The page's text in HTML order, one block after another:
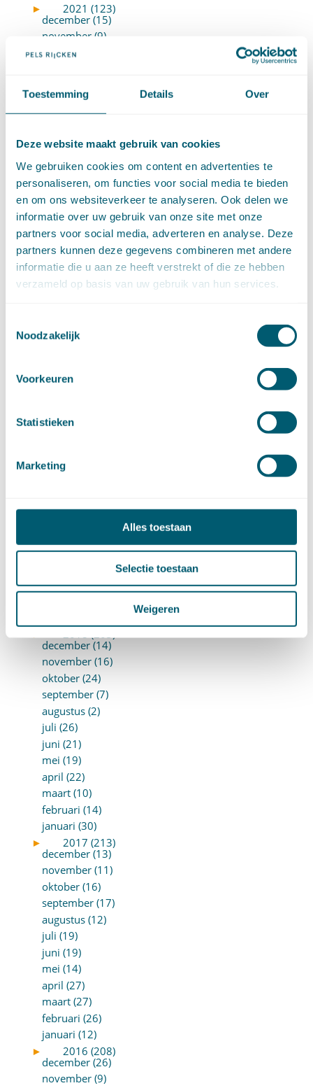
Toestemming Details Over
Deze website maakt gebruik van cookies
We gebruiken cookies om content en advertenties te
personaliseren, om functies voor social media te bieden
en om ons websiteverkeer te analyseren. Ook delen we
informatie over uw gebruik van onze site met onze
partners voor social media, adverteren en analyse. Deze
partners kunnen deze gegevens combineren met andere
informatie die u aan ze heeft verstrekt of die ze hebben
verzameld op basis van uw gebruik van hun services.
Noodzakelijk
Voorkeuren
Statistieken
Marketing
Alles toestaan
Selectie toestaan
Weigeren
►
2021 (123)
december (15)
november (9)
oktober (13)
juli (4)
juni (14)
april (11)
maart (14)
februari (11)
januari (15)
►
2020 (154)
december (6)
november (14)
oktober (14)
september (8)
augustus (2)
mei (12)
maart (15)
►
2019 (147)
oktober (13)
mei (14)
maart (10)
december (14)
november (16)
oktober (24)
september (7)
augustus (2)
juli (26)
juni (21)
mei (19)
april (22)
maart (10)
februari (14)
januari (30)
►
2017 (213)
december (13)
november (11)
oktober (16)
september (17)
augustus (12)
juli (19)
juni (19)
mei (14)
april (27)
maart (27)
februari (26)
januari (12)
►
2016 (208)
december (26)
november (9)